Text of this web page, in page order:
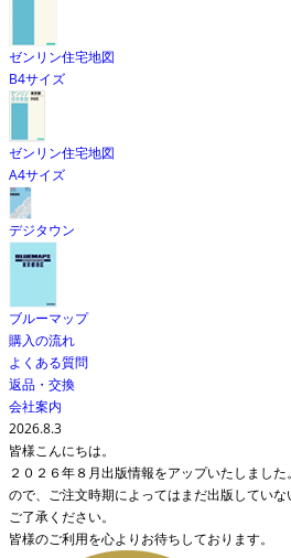
ゼンリン住宅地図
B4サイズ
ゼンリン住宅地図
A4サイズ
デジタウン
ブルーマップ
購入の流れ
よくある質問
返品・交換
会社案内
2026.8.3
皆様こんにちは。
２０２６年８月出版情報をアップいたしまし
ので、ご注文時期によってはまだ出版してい
ご了承ください。
皆様のご利用を心よりお待ちしております。